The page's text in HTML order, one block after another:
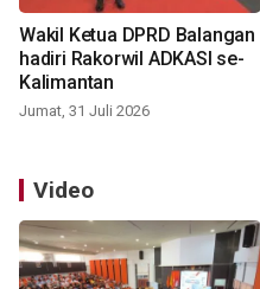
Wakil Ketua DPRD Balangan
hadiri Rakorwil ADKASI se-
Kalimantan
Jumat, 31 Juli 2026
Video